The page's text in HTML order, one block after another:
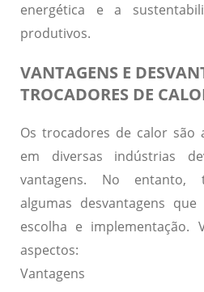
energética e a
produtivos.
VANTAGENS E
TROCADORES DE
Os trocadores de calor são
em diversas indústrias
vantagens. No entanto,
algumas desvantagens
escolha e implementação.
aspectos:
Vantagens